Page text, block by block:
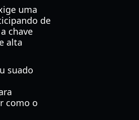
uma
de
chave
alta
suado
como o